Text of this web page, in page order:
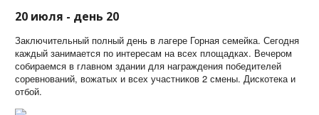
20 июля - день 20
Заключительный полный день в лагере Горная семейка. Сегодня
каждый занимается по интересам на всех площадках. Вечером
собираемся в главном здании для награждения победителей
соревнований, вожатых и всех участников 2 смены. Дискотека и
отбой.